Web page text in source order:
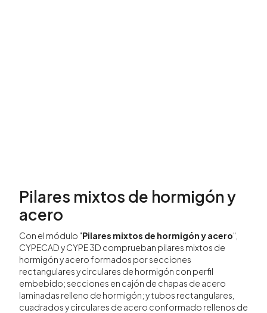
Pilares mixtos de hormigón y
acero
Con el módulo "Pilares mixtos de hormigón y acero",
CYPECAD y CYPE 3D comprueban pilares mixtos de
hormigón y acero formados por secciones
rectangulares y circulares de hormigón con perfil
embebido; secciones en cajón de chapas de acero
laminadas relleno de hormigón; y tubos rectangulares,
cuadrados y circulares de acero conformado rellenos de